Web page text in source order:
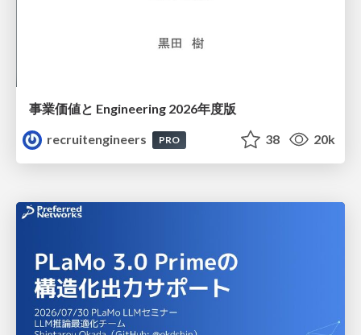
事業価値と Engineering 2026年度版
recruitengineers
PRO 38 20k